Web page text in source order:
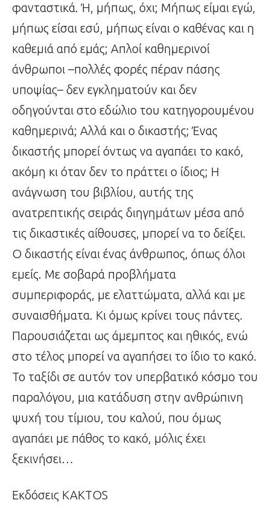
φανταστικά. Ή, μήπως, όχι; Μήπως είμαι εγώ,
μήπως είσαι εσύ, μήπως είναι ο καθένας και η
καθεμιά από εμάς; Απλοί καθημερινοί
άνθρωποι –πολλές φορές πέραν πάσης
υποψίας– δεν εγκληματούν και δεν
οδηγούνται στο εδώλιο του κατηγορουμένου
καθημερινά; Αλλά και ο δικαστής; Ένας
δικαστής μπορεί όντως να αγαπάει το κακό,
ακόμη κι όταν δεν το πράττει ο ίδιος; Η
ανάγνωση του βιβλίου, αυτής της
ανατρεπτικής σειράς διηγημάτων μέσα από
τις δικαστικές αίθουσες, μπορεί να το δείξει.
Ο δικαστής είναι ένας άνθρωπος, όπως όλοι
εμείς. Με σοβαρά προβλήματα
συμπεριφοράς, με ελαττώματα, αλλά και με
συναισθήματα. Κι όμως κρίνει τους πάντες.
Παρουσιάζεται ως άμεμπτος και ηθικός, ενώ
στο τέλος μπορεί να αγαπήσει το ίδιο το κακό.
Το ταξίδι σε αυτόν τον υπερβατικό κόσμο του
παραλόγου, μια κατάδυση στην ανθρώπινη
ψυχή του τίμιου, του καλού, που όμως
αγαπάει με πάθος το κακό, μόλις έχει
ξεκινήσει…
Εκδόσεις KAKTOS